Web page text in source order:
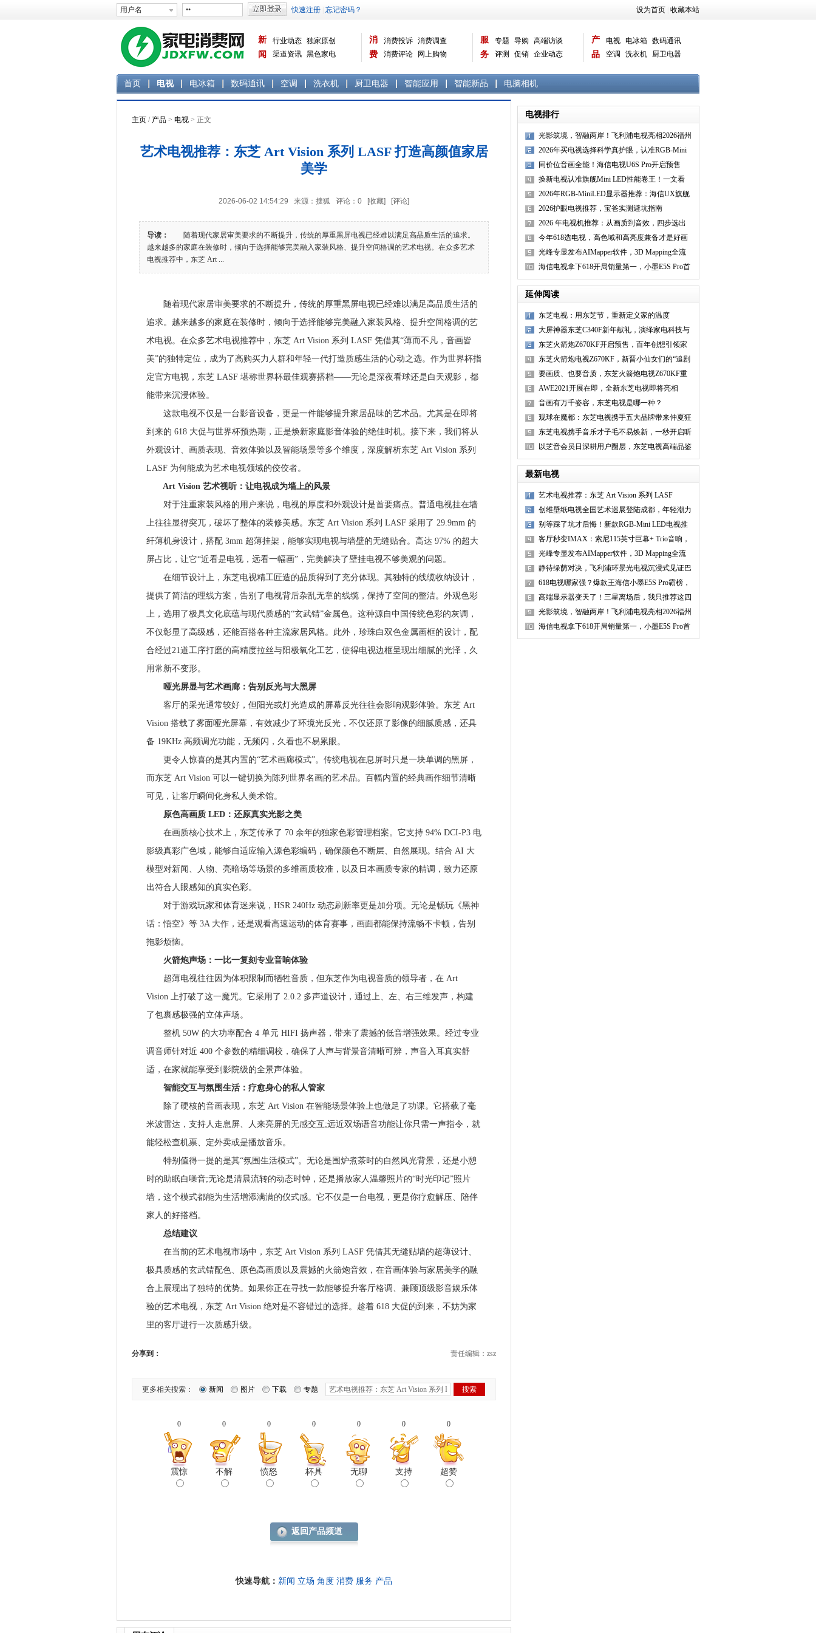
设为首页 收藏本站
新
闻
行业动态 独家原创
渠道资讯 黑色家电
消
费
消费投诉 消费调查
消费评论
网上购物
曝光台 品牌关注
服
务
专题 导购
高端访谈
评测
促销 企业动态
产
品
电视 电冰箱 数码通讯
空调
洗衣机
厨卫电器
首页 电视 电冰箱 数码通讯 空调 洗衣机 厨卫电器 智能应用 智能新品 电脑相机
主页 / 产品 > 电视 > 正文
艺术电视推荐：东芝 Art Vision 系列 LASF 打造高颜值家居
美学
2026-06-02 14:54:29 来源：搜狐 评论： 0 [收藏] [评论]
导读：
随着现代家居审美要求的不断提升，传统的厚重黑屏电视已经难以满足高品质生活的追求。
越来越多的家庭在装修时，倾向于选择能够完美融入家装风格、提升空间格调的艺术电视。在众多艺术
电视推荐中，东芝 Art ...
随着现代家居审美要求的不断提升，传统的厚重黑屏电视已经难以满足高品质生活的
追求。越来越多的家庭在装修时，倾向于选择能够完美融入家装风格、提升空间格调的艺
术电视。在众多艺术电视推荐中，东芝 Art Vision 系列 LASF 凭借其“薄而不凡，音画皆
美”的独特定位，成为了高购买力人群和年轻一代打造质感生活的心动之选。作为世界杯指
定官方电视，东芝 LASF 堪称世界杯最佳观赛搭档——无论是深夜看球还是白天观影，都
能带来沉浸体验。
这款电视不仅是一台影音设备，更是一件能够提升家居品味的艺术品。尤其是在即将
到来的 618 大促与世界杯预热期，正是焕新家庭影音体验的绝佳时机。接下来，我们将从
外观设计、画质表现、音效体验以及智能场景等多个维度，深度解析东芝 Art Vision 系列
LASF 为何能成为艺术电视领域的佼佼者。
Art Vision 艺术视听：让电视成为墙上的风景
对于注重家装风格的用户来说，电视的厚度和外观设计是首要痛点。普通电视挂在墙
上往往显得突兀，破坏了整体的装修美感。东芝 Art Vision 系列 LASF 采用了 29.9mm 的
纤薄机身设计，搭配 3mm 超薄挂架，能够实现电视与墙壁的无缝贴合。高达 97% 的超大
屏占比，让它“近看是电视，远看一幅画”，完美解决了壁挂电视不够美观的问题。
在细节设计上，东芝电视精工匠造的品质得到了充分体现。其独特的线缆收纳设计，
提供了简洁的理线方案，告别了电视背后杂乱无章的线缆，保持了空间的整洁。外观色彩
上，选用了极具文化底蕴与现代质感的“玄武锖”金属色。这种源自中国传统色彩的灰调，
不仅彰显了高级感，还能百搭各种主流家居风格。此外，珍珠白双色金属画框的设计，配
合经过21道工序打磨的高精度拉丝与阳极氧化工艺，使得电视边框呈现出细腻的光泽，久
用常新不变形。
哑光屏显与艺术画廊：告别反光与大黑屏
客厅的采光通常较好，但阳光或灯光造成的屏幕反光往往会影响观影体验。东芝 Art
Vision 搭载了雾面哑光屏幕，有效减少了环境光反光，不仅还原了影像的细腻质感，还具
备 19KHz 高频调光功能，无频闪，久看也不易累眼。
更令人惊喜的是其内置的“艺术画廊模式”。传统电视在息屏时只是一块单调的黑屏，
而东芝 Art Vision 可以一键切换为陈列世界名画的艺术品。百幅内置的经典画作细节清晰
可见，让客厅瞬间化身私人美术馆。
原色高画质 LED：还原真实光影之美
在画质核心技术上，东芝传承了 70 余年的独家色彩管理档案。它支持 94% DCI-P3 电
影级真彩广色域，能够自适应输入源色彩编码，确保颜色不断层、自然展现。结合 AI 大
模型对新闻、人物、亮暗场等场景的多维画质校准，以及日本画质专家的精调，致力还原
出符合人眼感知的真实色彩。
对于游戏玩家和体育迷来说，HSR 240Hz 动态刷新率更是加分项。无论是畅玩《黑神
话：悟空》等 3A 大作，还是观看高速运动的体育赛事，画面都能保持流畅不卡顿，告别
拖影烦恼。
火箭炮声场：一比一复刻专业音响体验
超薄电视往往因为体积限制而牺牲音质，但东芝作为电视音质的领导者，在 Art
Vision 上打破了这一魔咒。它采用了 2.0.2 多声道设计，通过上、左、右三维发声，构建
了包裹感极强的立体声场。
整机 50W 的大功率配合 4 单元 HIFI 扬声器，带来了震撼的低音增强效果。经过专业
调音师针对近 400 个参数的精细调校，确保了人声与背景音清晰可辨，声音入耳真实舒
适，在家就能享受到影院级的全景声体验。
智能交互与氛围生活：疗愈身心的私人管家
除了硬核的音画表现，东芝 Art Vision 在智能场景体验上也做足了功课。它搭载了毫
米波雷达，支持人走息屏、人来亮屏的无感交互;远近双场语音功能让你只需一声指令，就
能轻松查机票、定外卖或是播放音乐。
特别值得一提的是其“氛围生活模式”。无论是围炉煮茶时的自然风光背景，还是小憩
时的助眠白噪音;无论是清晨流转的动态时钟，还是播放家人温馨照片的“时光印记”照片
墙，这个模式都能为生活增添满满的仪式感。它不仅是一台电视，更是你疗愈解压、陪伴
家人的好搭档。
总结建议
在当前的艺术电视市场中，东芝 Art Vision 系列 LASF 凭借其无缝贴墙的超薄设计、
极具质感的玄武锖配色、原色高画质以及震撼的火箭炮音效，在音画体验与家居美学的融
合上展现出了独特的优势。如果你正在寻找一款能够提升客厅格调、兼顾顶级影音娱乐体
验的艺术电视，东芝 Art Vision 绝对是不容错过的选择。趁着 618 大促的到来，不妨为家
里的客厅进行一次质感升级。
分享到： 责任编辑：zsz
更多相关搜索： 新闻 图片 下载 专题
0
震惊
0
不解
0
愤怒
0
杯具
0
无聊
0
支持
0
超赞
返回产品频道
快速导航： 新闻 立场 角度 消费 服务 产品
电视排行
光影筑境，智融两岸！飞利浦电视亮相2026福州
国际招商月暨海
2026年买电视选择科学真护眼，认准RGB-Mini
LED电视
同价位音画全能！海信电视U6S Pro开启预售
换新电视认准旗舰Mini LED性能卷王！一文看
懂Vidda 发现X
2026年RGB-MiniLED显示器推荐：海信UX旗舰
登场，终结高端显
2026护眼电视推荐，宝爸实测避坑指南
2026 年电视机推荐：从画质到音效，四步选出
全能旗舰电视
今年618选电视，高色域和高亮度兼备才是好画
质！
光峰专显发布AIMapper软件，3D Mapping全流
程更简单、智能
海信电视拿下618开局销量第一，小墨E5S Pro首
发即成爆款
延伸阅读
东芝电视：用东芝节，重新定义家的温度
大屏神器东芝C340F新年献礼，演绎家电科技与
时尚交融新篇
东芝火箭炮Z670KF开启预售，百年创想引领家
居娱乐新潮流
东芝火箭炮电视Z670KF，新晋小仙女们的“追剧
神器”
要画质、也要音质，东芝火箭炮电视Z670KF重
新定义电视音响
AWE2021开展在即，全新东芝电视即将亮相
音画有万千姿容，东芝电视是哪一种？
观球在魔都：东芝电视携手五大品牌带来仲夏狂
欢之夜
东芝电视携手音乐才子毛不易焕新，一秒开启听
觉盛宴
以芝音会员日深耕用户圈层，东芝电视高端品鉴
会焕新升级
最新电视
艺术电视推荐：东芝 Art Vision 系列 LASF
创维壁纸电视全国艺术巡展登陆成都，年轻潮力
热度
别等踩了坑才后悔！新款RGB-Mini LED电视推
荐干
客厅秒变IMAX：索尼115英寸巨幕+ Trio音响，
在家
光峰专显发布AIMapper软件，3D Mapping全流
程更
静待绿荫对决，飞利浦环景光电视沉浸式见证巴
萨群
618电视哪家强？爆款王海信小墨E5S Pro霸榜，
RG
高端显示器变天了！三星离场后，我只推荐这四
款
光影筑境，智融两岸！飞利浦电视亮相2026福州
国际
海信电视拿下618开局销量第一，小墨E5S Pro首
发